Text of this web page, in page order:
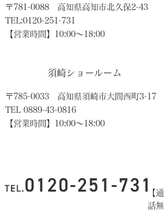
〒781-0088 高知県高知市北久保2-43
TEL:0120-251-731
【営業時間】10:00〜18:00
須崎ショールーム
〒785-0033 高知県須崎市大間西町3-17
TEL 0889-43-0816
【営業時間】10:00〜18:00
【通
話無